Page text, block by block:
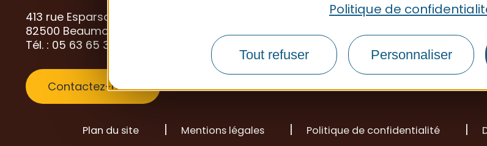
Politique de
Tout refuser Personnaliser
413 rue Esparsac
82500 Beaumont-de-Lomagne
Tél. : 05 63 65 34 26
Contactez-nous
S'inscrire à la newsletter
Plan du site Mentions légales Politique de confidentialité